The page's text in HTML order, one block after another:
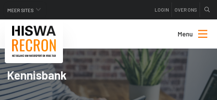
MEER SITES LOGIN OVER ONS
Menu
Kennisbank